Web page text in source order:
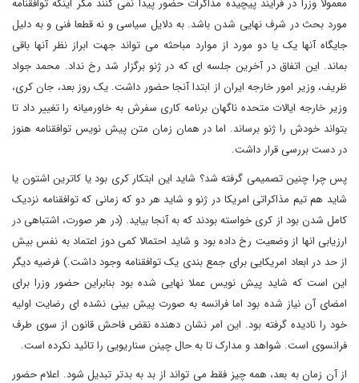
مورد بحث در شرف نهایی شدن باشد. به دلایل سیاسی و نه قطعا فنی و به دلیل
جایگاه آنها یک یا دو مورد از موارد مباحثه می تواند جهت ابراز نظر آنها باقی
بماند. این اتفاق در آخرین جلسه ای که در ژنو برگزار شد رخ نداد. محمد جواد
ظریف، وزیر امور خارجه ایران از ابتدا آنجا حضور داشت. یک روز بعد، جان کری،
وزیر خارجه ایالات متحده ناگهان برنامه کاری سفرش به خاورمیانه را تغییر داد تا
بتواند خودش را ژنو برساند. اما در همان زمان متن پیش نویس توافقنامه هنوز
در دست بررسی قرار داشت.
پس چرا چنین تصمیمی گرفته شد؟ شاید این ابتکار کری بود یا کاترین اشتون یا
شاید هم تیم مذاکراتی امریکا در ژنو و شاید هر دو که زمانی که توافقنامه نزدیک
کامل شدن بود از کری خواسته بودند که به آنجا بیاید. (در هر صورت، اشتباهی در
ارزیابی انها از وضعیت رخ داده بود و شاید احتمالا کمی دوز اعتماد به نفس بیش
از حد در ابعاد امریکایی برای جمع بندی یک توافقنامه وجود داشت.) فرضیه دیگر
این است که شاید پیش نویس عملا نهایی شده بود بنابراین حضور وزرا برای
امضای آن نیاز شده بود اما فرانسه به صورت پیش بینی نشده ای رضایت اولیه
خود را نادیده گرفته بود. این امر نشان دهنده نقض فاحش قانون از سوی طرف
فرانسوی است. شواهد و مدارک تا به حال چینن سناریویی را تائید نکرده است.
از آن زمان به بعد، همه چیز فقط می تواند از بد به بدتر تبدیل شود. اعلام حضور